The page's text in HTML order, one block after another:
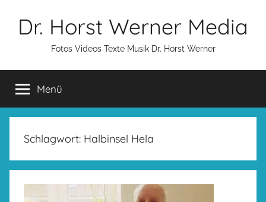
InhaltDr. Horst Werner Media
Fotos Videos Texte Musik Dr. Horst Werner
Menü
Schlagwort: Halbinsel Hela